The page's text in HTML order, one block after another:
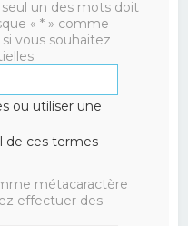
un des mots doit
« * » comme
vous souhaitez
ou utiliser une
de ces termes
métacaractère
effectuer des